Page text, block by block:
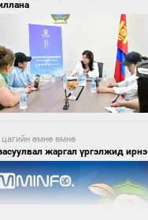
цагийн өмнө өмнө
жаргал үргэлжид ирнэ